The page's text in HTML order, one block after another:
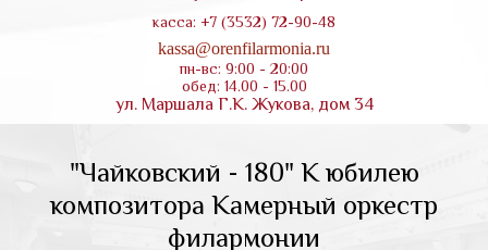
касса: +7 (3532) 72-90-48
kassa@orenfilarmonia.ru
пн-вс: 9:00 - 20:00
обед: 14.00 - 15.00
ул. Маршала Г.К. Жукова, дом 34
"Чайковский - 180" К юбилею
композитора Камерный оркестр
филармонии